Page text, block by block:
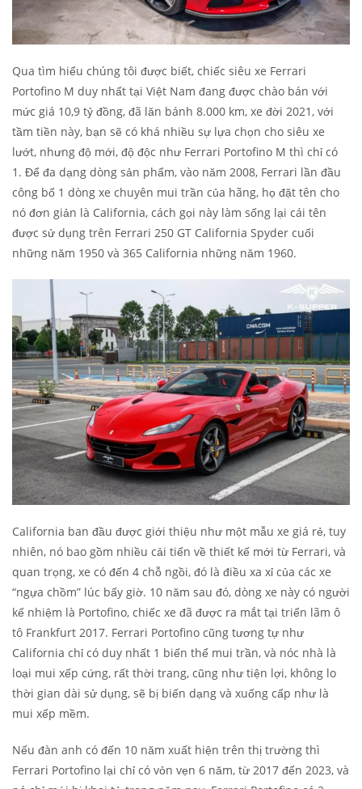
Qua tìm hiểu chúng tôi được biết, chiếc siêu xe Ferrari
Portofino M duy nhất tại Việt Nam đang được chào bán với
mức giá 10,9 tỷ đồng, đã lăn bánh 8.000 km, xe đời 2021, với
tầm tiền này, bạn sẽ có khá nhiều sự lựa chọn cho siêu xe
lướt, nhưng độ mới, độ độc như Ferrari Portofino M thì chỉ có
1. Để đa dạng dòng sản phẩm, vào năm 2008, Ferrari lần đầu
công bố 1 dòng xe chuyên mui trần của hãng, họ đặt tên cho
nó đơn giản là California, cách gọi này làm sống lại cái tên
được sử dụng trên Ferrari 250 GT California Spyder cuối
những năm 1950 và 365 California những năm 1960.
California ban đầu được giới thiệu như một mẫu xe giá rẻ, tuy
nhiên, nó bao gồm nhiều cải tiến về thiết kế mới từ Ferrari, và
quan trọng, xe có đến 4 chỗ ngồi, đó là điều xa xỉ của các xe
“ngựa chồm” lúc bấy giờ. 10 năm sau đó, dòng xe này có người
kế nhiệm là Portofino, chiếc xe đã được ra mắt tại triển lãm ô
tô Frankfurt 2017. Ferrari Portofino cũng tương tự như
California chỉ có duy nhất 1 biến thể mui trần, và nóc nhà là
loại mui xếp cứng, rất thời trang, cũng như tiện lợi, không lo
thời gian dài sử dụng, sẽ bị biến dạng và xuống cấp như là
mui xếp mềm.
Nếu đàn anh có đến 10 năm xuất hiện trên thị trường thì
Ferrari Portofino lại chỉ có vỏn vẹn 6 năm, từ 2017 đến 2023, và